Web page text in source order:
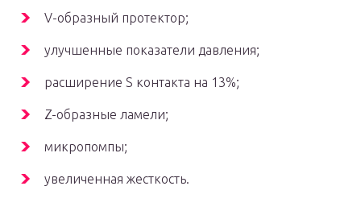
V-образный протектор;
улучшенные показатели давления;
расширение S контакта на 13%;
Z-образные ламели;
микропомпы;
увеличенная жесткость.